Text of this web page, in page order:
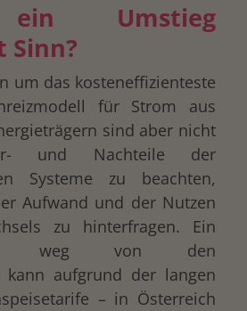
Umstieg
Sinn?
um das kosteneffizienteste
für Strom aus
sind aber nicht
und Nachteile der
Systeme zu beachten,
Aufwand und der Nutzen
zu hinterfragen. Ein
weg von den
kann aufgrund der langen
– in Österreich